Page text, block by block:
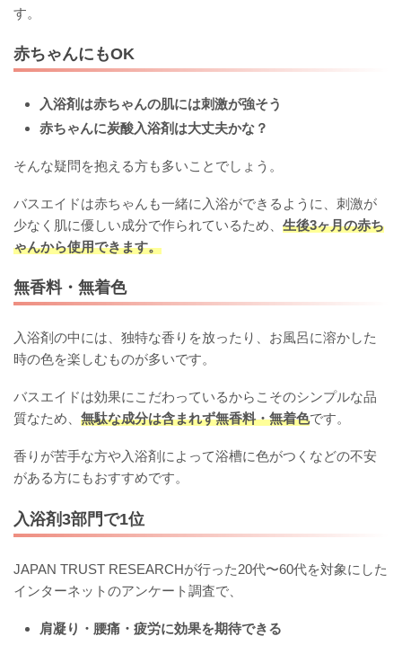
す。
赤ちゃんにもOK
入浴剤は赤ちゃんの肌には刺激が強そう
赤ちゃんに炭酸入浴剤は大丈夫かな？
そんな疑問を抱える方も多いことでしょう。
バスエイドは赤ちゃんも一緒に入浴ができるように、刺激が
少なく肌に優しい成分で作られているため、 生後3ヶ月の赤ち
ゃんから使用できます。
無香料・無着色
入浴剤の中には、独特な香りを放ったり、お風呂に溶かした
時の色を楽しむものが多いです。
バスエイドは効果にこだわっているからこそのシンプルな品
質なため、 無駄な成分は含まれず無香料・無着色です。
香りが苦手な方や入浴剤によって浴槽に色がつくなどの不安
がある方にもおすすめです。
入浴剤3部門で1位
JAPAN TRUST RESEARCHが行った20代〜60代を対象にした
インターネットのアンケート調査で、
肩凝り・腰痛・疲労に効果を期待できる